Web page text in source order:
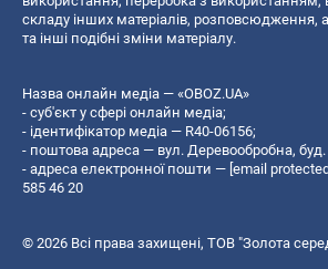
складу інших матеріалів, розповсюдження,
та інші подібні зміни матеріалу.
Назва онлайн медіа — «OBOZ.UA»
- суб'єкт у сфері онлайн медіа;
- ідентифікатор медіа — R40-06156;
- поштова адреса — вул. Деревообробна, буд.
- адреса електронної пошти — [email
585 46 20
© 2026 Всі права захищені, ТОВ "Золота